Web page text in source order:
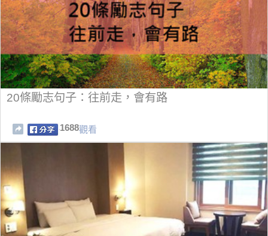
20條勵志句子：往前走，會有路
1688觀看